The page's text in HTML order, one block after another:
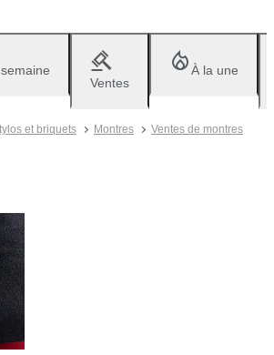
Ventes
À la une
et briquets Montres
Ventes de montres